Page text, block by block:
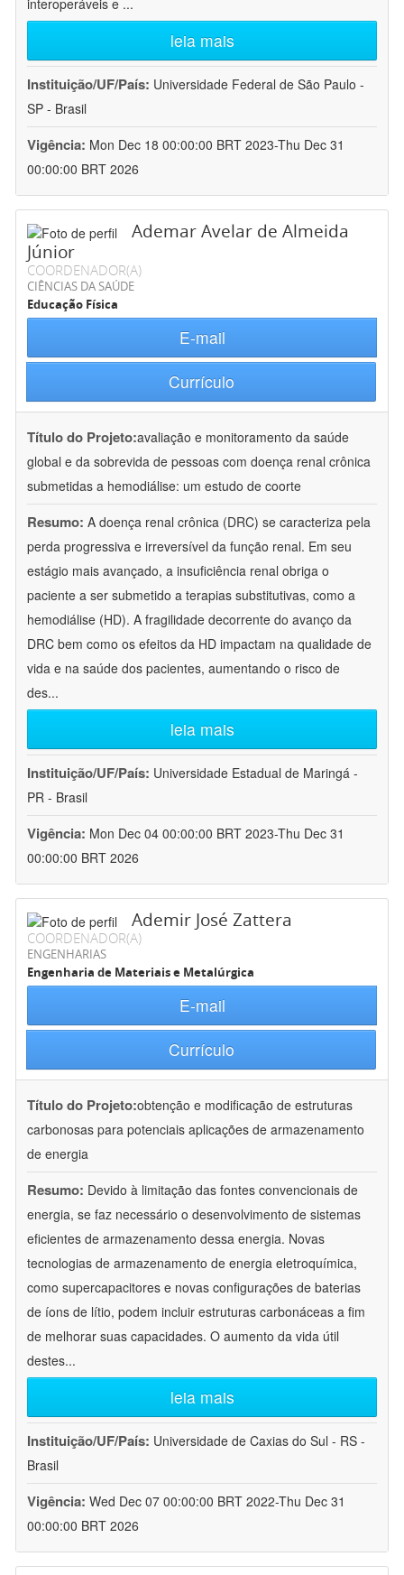
interoperáveis e ...
leia mais
Instituição/UF/País: Universidade Federal de São Paulo -
SP - Brasil
Vigência: Mon Dec 18 00:00:00 BRT 2023-Thu Dec 31
00:00:00 BRT 2026
Ademar Avelar de Almeida
Júnior
COORDENADOR(A)
CIÊNCIAS DA SAÚDE
Educação Física
E-mail
Currículo
Título do Projeto:avaliação e monitoramento da saúde
global e da sobrevida de pessoas com doença renal crônica
submetidas a hemodiálise: um estudo de coorte
Resumo: A doença renal crônica (DRC) se caracteriza pela
perda progressiva e irreversível da função renal. Em seu
estágio mais avançado, a insuficiência renal obriga o
paciente a ser submetido a terapias substitutivas, como a
hemodiálise (HD). A fragilidade decorrente do avanço da
DRC bem como os efeitos da HD impactam na qualidade de
vida e na saúde dos pacientes, aumentando o risco de
des...
leia mais
Instituição/UF/País: Universidade Estadual de Maringá -
PR - Brasil
Vigência: Mon Dec 04 00:00:00 BRT 2023-Thu Dec 31
00:00:00 BRT 2026
Ademir José Zattera
COORDENADOR(A)
ENGENHARIAS
Engenharia de Materiais e Metalúrgica
E-mail
Currículo
Título do Projeto:obtenção e modificação de estruturas
carbonosas para potenciais aplicações de armazenamento
de energia
Resumo: Devido à limitação das fontes convencionais de
energia, se faz necessário o desenvolvimento de sistemas
eficientes de armazenamento dessa energia. Novas
tecnologias de armazenamento de energia eletroquímica,
como supercapacitores e novas configurações de baterias
de íons de lítio, podem incluir estruturas carbonáceas a fim
de melhorar suas capacidades. O aumento da vida útil
destes...
leia mais
Instituição/UF/País: Universidade de Caxias do Sul - RS -
Brasil
Vigência: Wed Dec 07 00:00:00 BRT 2022-Thu Dec 31
00:00:00 BRT 2026